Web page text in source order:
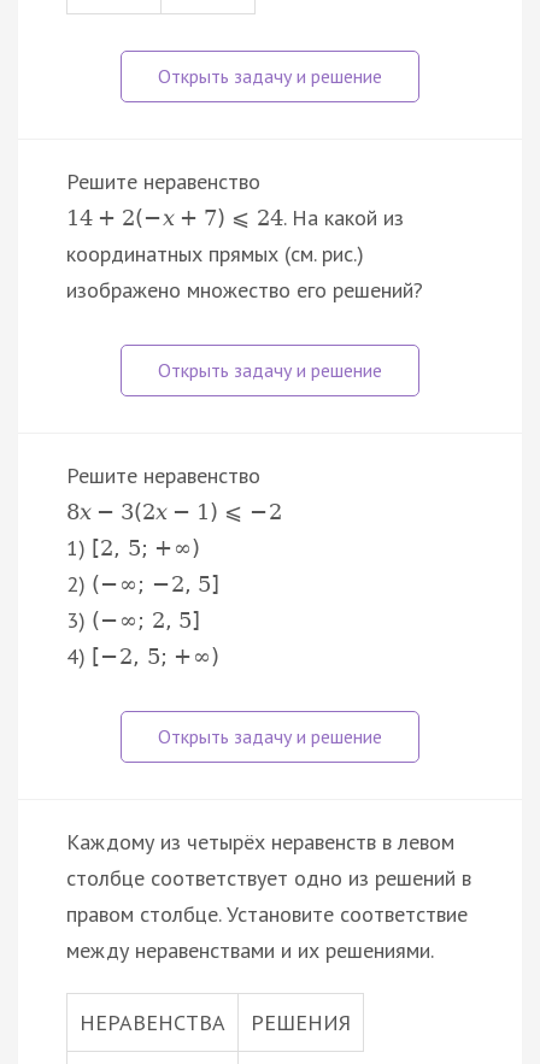
Решите неравенство
14 + 2(−x + 7) ⩽ 24. На какой из
координатных прямых (см. рис.)
изображено множество его решений?
Решите неравенство
8x − 3(2x − 1 ) ⩽ −2
1) [2, 5; +∞)
2) (−∞; −2, 5]
3) (−∞; 2, 5]
4) [−2, 5; +∞)
Каждому из четырёх неравенств в левом
столбце соответствует одно из решений в
правом столбце. Установите соответствие
между неравенствами и их решениями.
НЕРАВЕНСТВА РЕШЕНИЯ